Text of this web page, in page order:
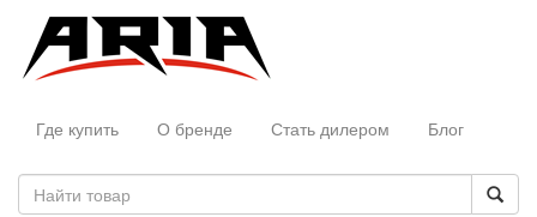
Где купить О бренде Стать дилером Блог